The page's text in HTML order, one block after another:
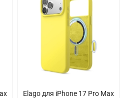
Elago для iPhone 17 Pro Max